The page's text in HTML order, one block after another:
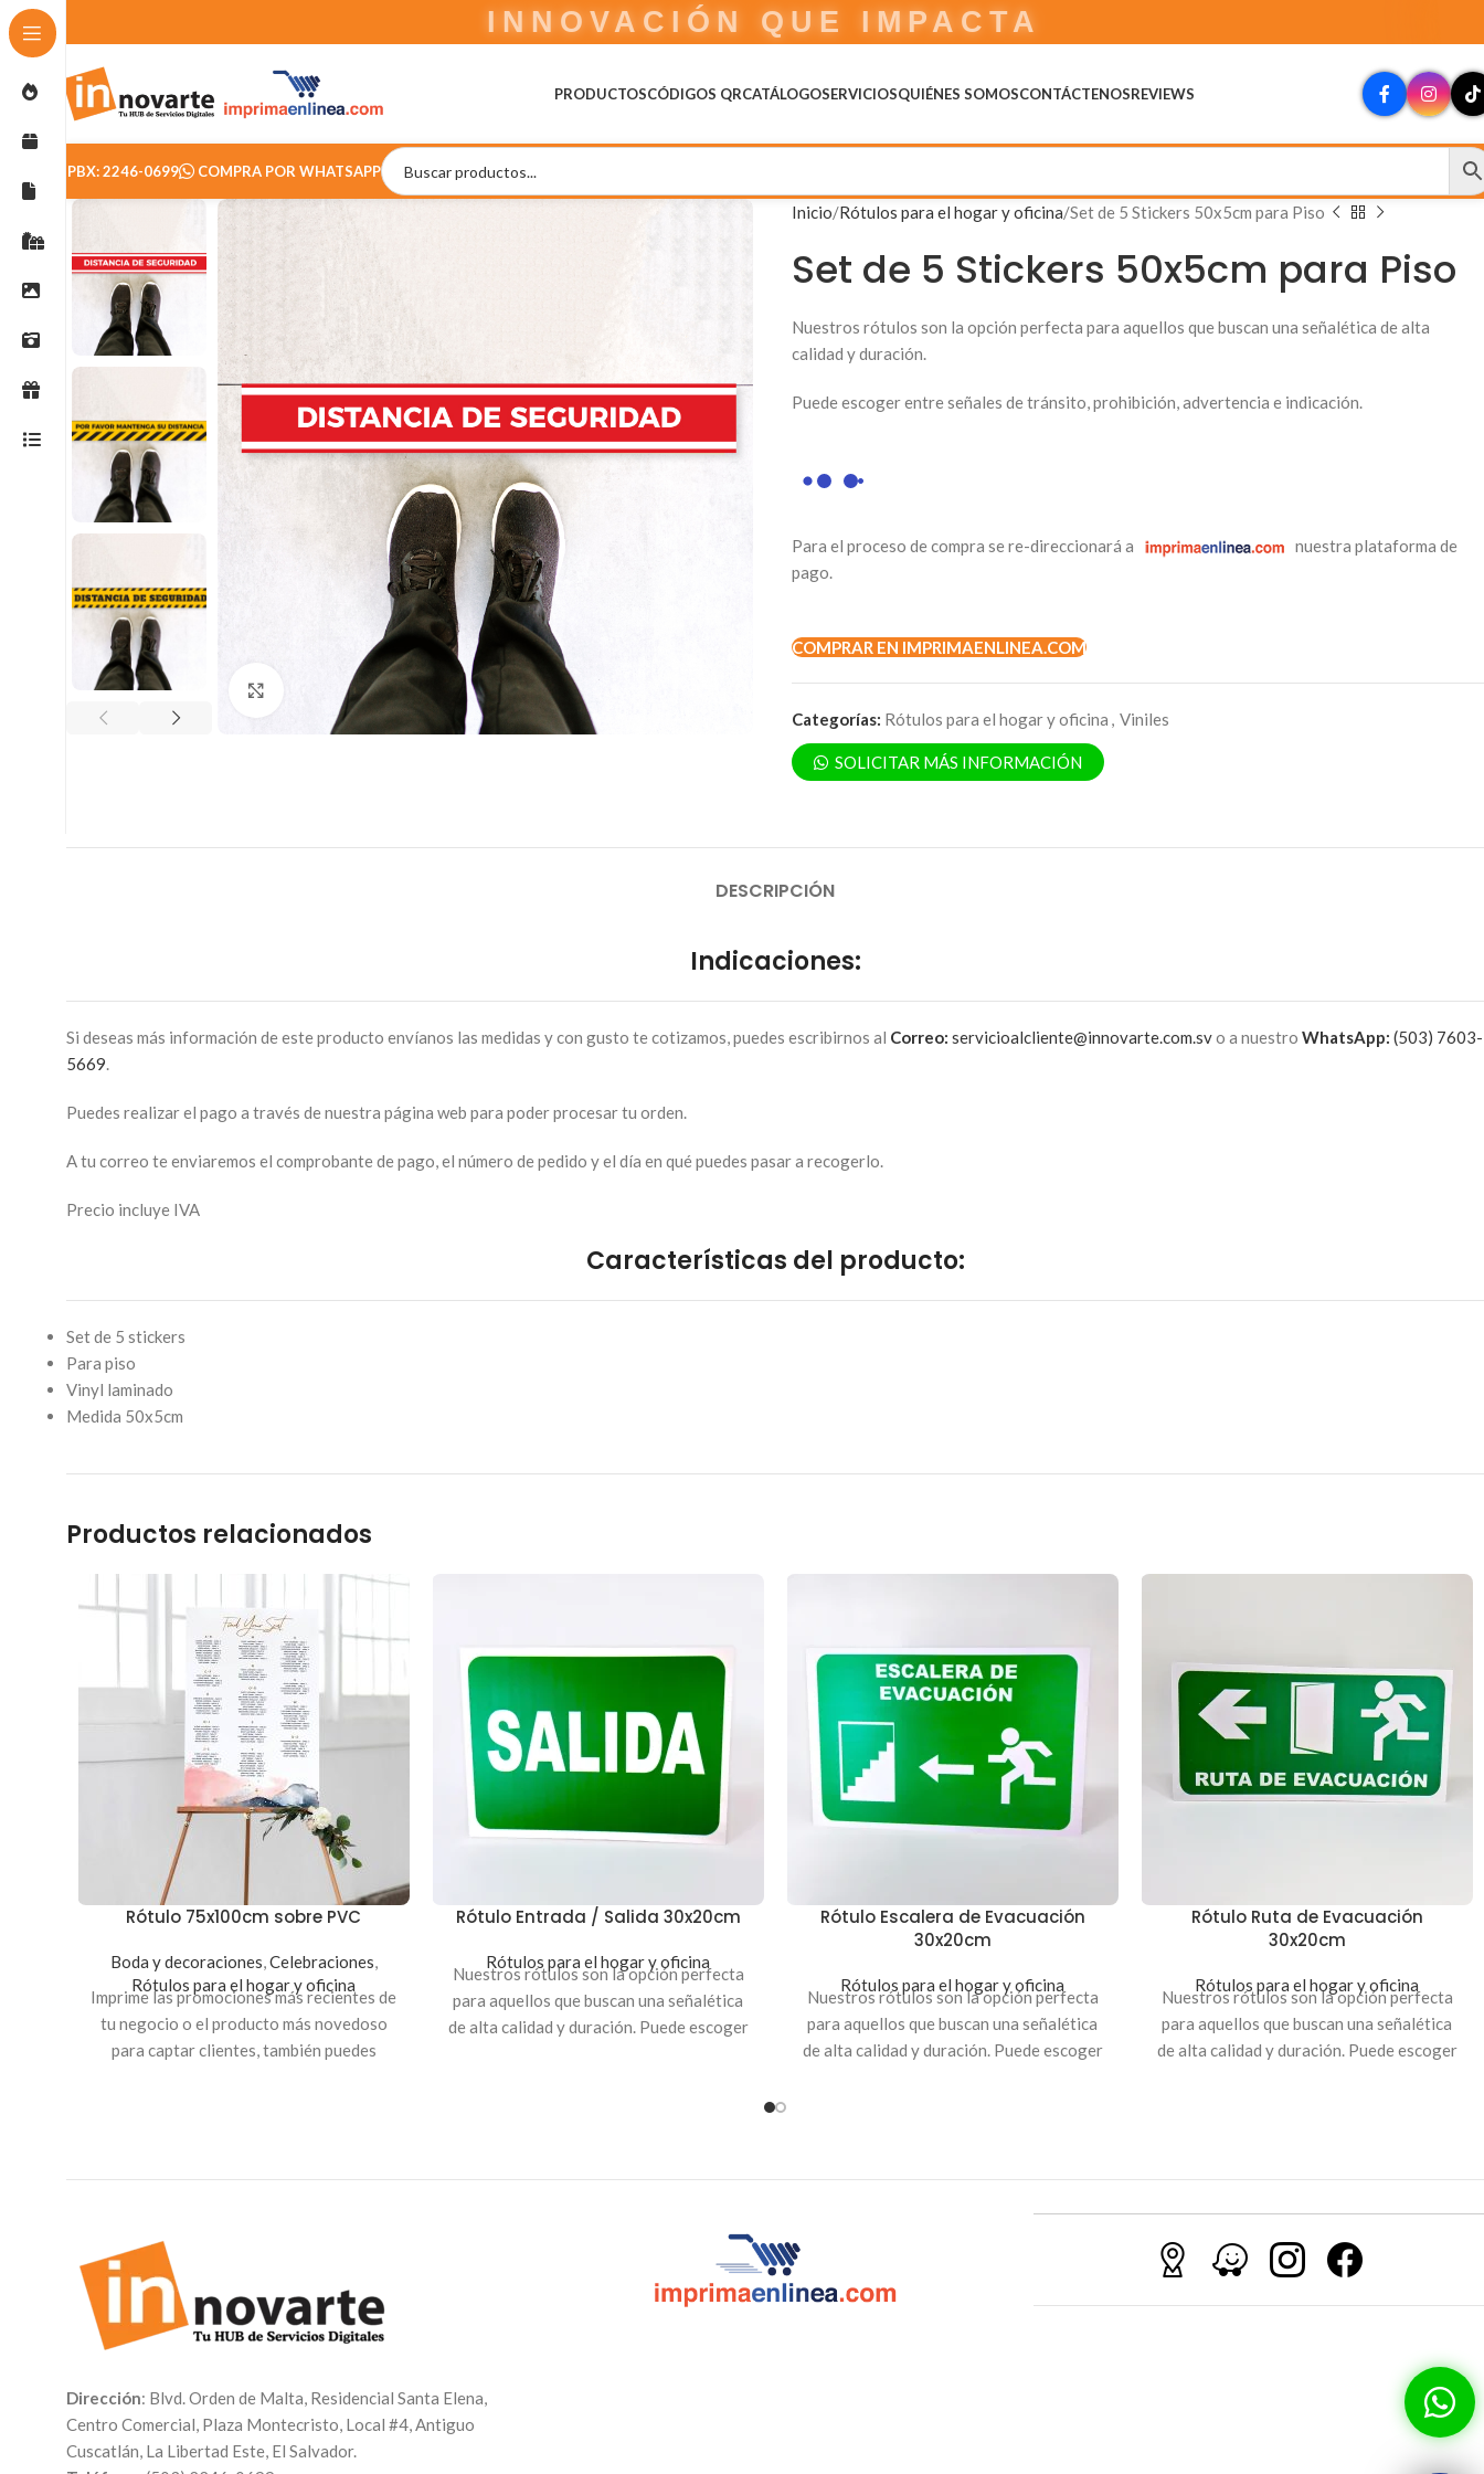
IDEAS QUE COBRAN VIDA
PRODUCTOSCÓDIGOS QRCATÁLOGOSERVICIOSQUIÉNES SOMOSCONTÁCTENOSREVIEWS
PBX: 2246-0699 COMPRA POR WHATSAPP
Clic para ampliar
Inicio Rótulos para el hogar y oficina Set de 5 Stickers 50x5cm para Piso
Set de 5 Stickers 50x5cm para Piso
Nuestros rótulos son la opción perfecta para aquellos que buscan una señalética de alta
calidad y duración.
Puede escoger entre señales de tránsito, prohibición, advertencia e indicación.
Para el proceso de compra se re-direccionará a
nuestra plataforma de
pago.
COMPRAR EN IMPRIMAENLINEA.COM
Categorías: Rótulos para el hogar y oficina , Viniles
SOLICITAR MÁS INFORMACIÓN
DESCRIPCIÓN
Indicaciones:
Si deseas más información de este producto envíanos las medidas y con gusto te cotizamos, puedes escribirnos al Correo: servicioalcliente@innovarte.com.svo a nuestro WhatsApp: (503) 7603-
5669.
Puedes realizar el pago a través de nuestra página web para poder procesar tu orden.
A tu correo te enviaremos el comprobante de pago, el número de pedido y el día en qué puedes pasar a recogerlo.
Precio incluye IVA
Características del producto:
Set de 5 stickers
Para piso
Vinyl laminado
Medida 50x5cm
Productos relacionados
Rótulo 75x100cm sobre PVC
Boda y decoraciones,Celebraciones,
Rótulos para el hogar y oficina
Imprime las promociones más recientes de
tu negocio o el producto más novedoso
para captar clientes, también puedes
Rótulo Entrada / Salida 30x20cm
Rótulos para el hogar y oficina
Nuestros rótulos son la opción perfecta
para aquellos que buscan una señalética
de alta calidad y duración. Puede escoger
Rótulo Escalera de Evacuación
30x20cm
Rótulos para el hogar y oficina
Nuestros rótulos son la opción perfecta
para aquellos que buscan una señalética
de alta calidad y duración. Puede escoger
Rótulo Ruta de Evacuación
30x20cm
Rótulos para el hogar y oficina
Nuestros rótulos son la opción perfecta
para aquellos que buscan una señalética
de alta calidad y duración. Puede escoger
Dirección: Blvd. Orden de Malta, Residencial Santa Elena,
Centro Comercial, Plaza Montecristo, Local #4, Antiguo
Cuscatlán, La Libertad Este, El Salvador.